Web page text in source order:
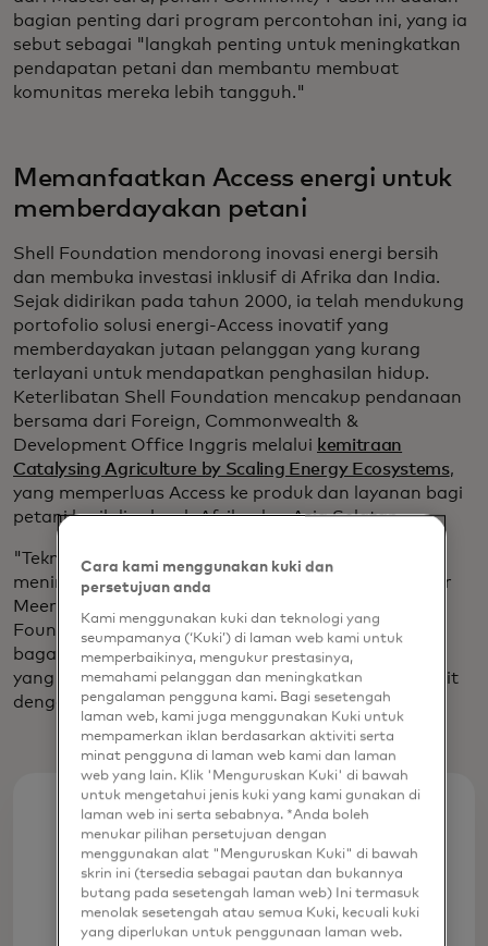
bagian penting dari program percontohan ini, yang ia
sebut sebagai "langkah penting untuk meningkatkan
pendapatan petani dan membantu membuat
komunitas mereka lebih tangguh."
Memanfaatkan Access energi untuk
memberdayakan petani
Shell Foundation mendorong inovasi energi bersih
dan membuka investasi inklusif di Afrika dan India.
Sejak didirikan pada tahun 2000, ia telah mendukung
portofolio solusi energi-Access inovatif yang
memberdayakan jutaan pelanggan yang kurang
terlayani untuk mendapatkan penghasilan hidup.
Keterlibatan Shell Foundation mencakup pendanaan
bersama dari Foreign, Commonwealth &
Development Office Inggris melalui kemitraan
Catalysing Agriculture by Scaling Energy Ecosystems,
yang memperluas Access ke produk dan layanan bagi
petani kecil di seluruh Afrika dan Asia Selatan.
"Teknologi energi bersih memiliki potensi untuk
meningkatkan hasil panen petani hingga 40%," ujar
Meera Shah, kepala portofolio petani kecil di Shell
Foundation. “Penskalaan teknologi ini,
bagaimanapun, telah terbatas karena biaya awal
yang tinggi dan petani tidak dapat mengakses kredit
dengan harga terjangkau, jika sama sekali.”
40%
Potensi peningkatan hasil panen
petani dengan menerapkan
Cara kami menggunakan kuki dan
persetujuan anda
Kami menggunakan kuki dan teknologi yang
seumpamanya (‘Kuki’) di laman web kami untuk
memperbaikinya, mengukur prestasinya,
memahami pelanggan dan meningkatkan
pengalaman pengguna kami. Bagi sesetengah
laman web, kami juga menggunakan Kuki untuk
mempamerkan iklan berdasarkan aktiviti serta
minat pengguna di laman web kami dan laman
web yang lain. Klik 'Menguruskan Kuki' di bawah
untuk mengetahui jenis kuki yang kami gunakan di
laman web ini serta sebabnya. *Anda boleh
menukar pilihan persetujuan dengan
menggunakan alat "Menguruskan Kuki" di bawah
skrin ini (tersedia sebagai pautan dan bukannya
butang pada sesetengah laman web) Ini termasuk
menolak sesetengah atau semua Kuki, kecuali kuki
yang diperlukan untuk penggunaan laman web.